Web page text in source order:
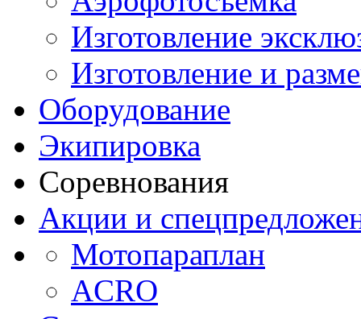
Изготовление
Изготовление и
Оборудование
Экипировка
Соревнования
Акции и
Мотопараплан
ACRO